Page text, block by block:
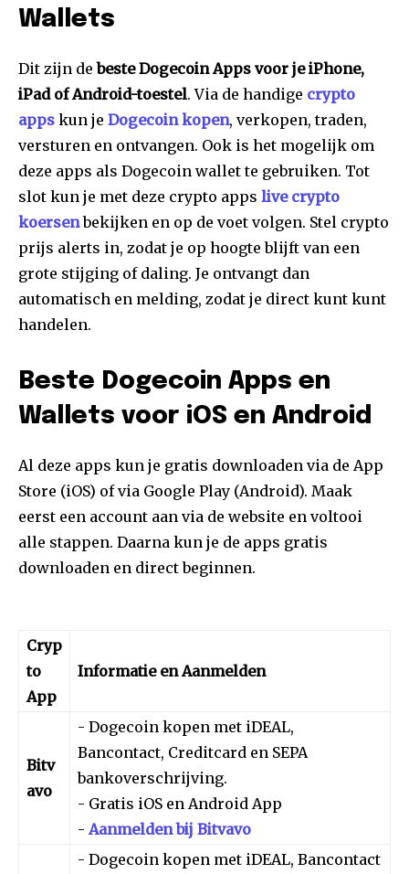
Wallets
Dit zijn debeste Dogecoin Apps voor je iPhone,
iPad of Android-toestel. Via de handige crypto
apps kun je Dogecoin kopen, verkopen, traden,
versturen en ontvangen. Ook is het mogelijk om
deze apps als Dogecoin wallet te gebruiken. Tot
slot kun je met deze crypto apps live crypto
koersenbekijken en op de voet volgen. Stel crypto
prijs alerts in, zodat je op hoogte blijft van een
grote stijging of daling. Je ontvangt dan
automatisch en melding, zodat je direct kunt kunt
handelen.
Beste Dogecoin Apps en
Wallets voor iOS en Android
Al deze apps kun je gratis downloaden via de App
Store (iOS) of via Google Play (Android). Maak
eerst een account aan via de website en voltooi
alle stappen. Daarna kun je de apps gratis
downloaden en direct beginnen.
Cryp
to
App
Informatie en Aanmelden
Bitv
avo
- Dogecoin kopen met iDEAL,
Bancontact, Creditcard en SEPA
bankoverschrijving.
- Gratis iOS en Android App
- Aanmelden bij Bitvavo
- Dogecoin kopen met iDEAL, Bancontact